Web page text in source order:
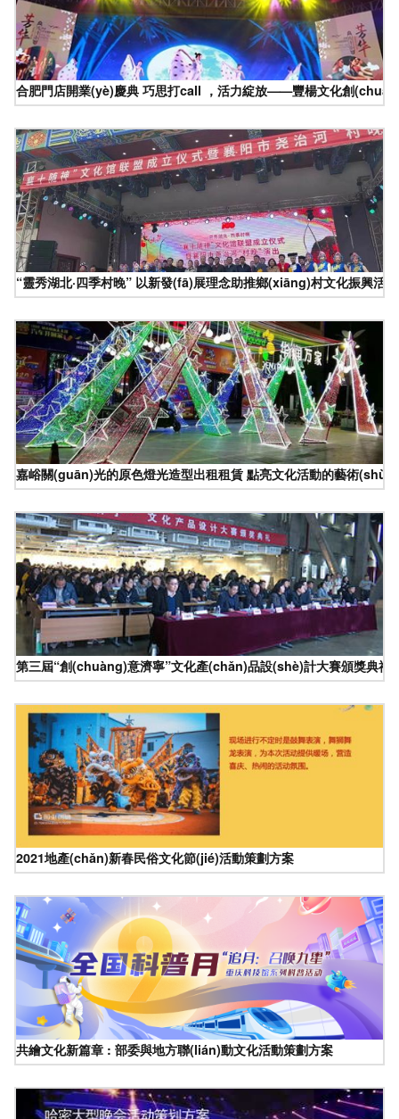
合肥門店開業(yè)慶典 巧思打call ，活力綻放——豐楊文化創
“靈秀湖北·四季村晚” 以新發(fā)展理念助推鄉(xiāng)村文化振興活
嘉峪關(guān)光的原色燈光造型出租租賃 點亮文化活動的藝術(shù)
第三屆“創(chuàng)意濟寧”文化產(chǎn)品設(shè)計大賽頒獎典
2021地產(chǎn)新春民俗文化節(jié)活動策劃方案
共繪文化新篇章 : 部委與地方聯(lián)動文化活動策劃方案